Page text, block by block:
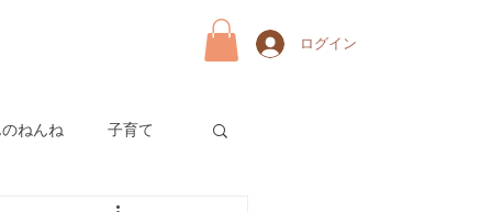
ログイン
ねんね 子育て